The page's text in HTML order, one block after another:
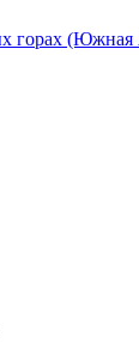
горах (Южная